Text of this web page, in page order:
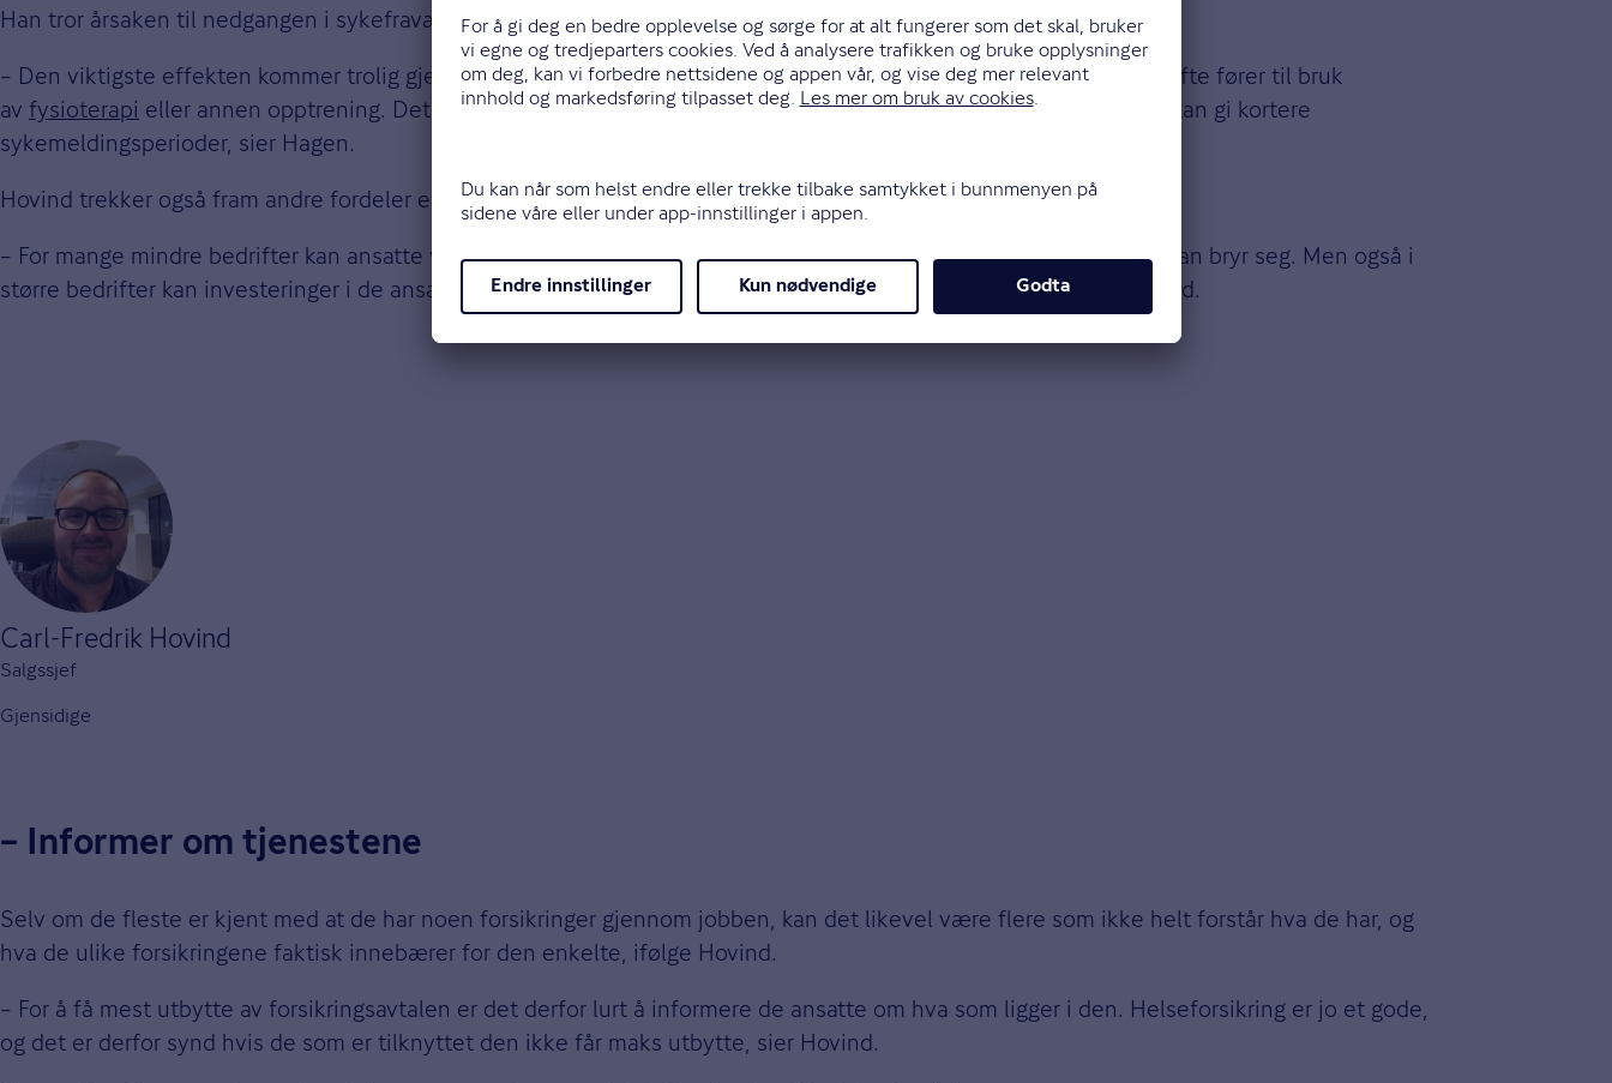
Han tror årsaken til nedgangen i sykefravær er todelt.
– Den viktigste effekten kommer trolig gjennom mer vekt på forebyggende arbeid. Vi ser at privat helseforsikring ofte fører til bruk
av fysioterapi eller annen opptrening. Det gir også raskere tilgang til spesialistbehandling som operasjoner. Dette kan gi kortere
sykemeldingsperioder, sier Hagen.
Hovind trekker også fram andre fordeler enn selve effekten på sykefraværet.
– For mange mindre bedrifter kan ansatte være nære venner eller familie. Da kan det føles ekstra viktig å vise at man bryr seg. Men også i
større bedrifter kan investeringer i de ansattes helse sende et positivt signal på tvers av organisasjonen, sier Hovind.
Carl-Fredrik Hovind
Salgssjef
Gjensidige
– Informer om tjenestene
Selv om de fleste er kjent med at de har noen forsikringer gjennom jobben, kan det likevel være flere som ikke helt forstår hva de har, og
hva de ulike forsikringene faktisk innebærer for den enkelte, ifølge Hovind.
– For å få mest utbytte av forsikringsavtalen er det derfor lurt å informere de ansatte om hva som ligger i den. Helseforsikring er jo et gode,
og det er derfor synd hvis de som er tilknyttet den ikke får maks utbytte, sier Hovind.